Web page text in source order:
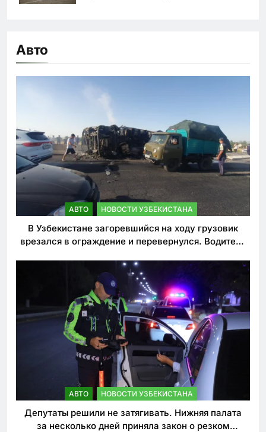
Авто
АВТО НОВОСТИ УЗБЕКИСТАНА
В Узбекистане загоревшийся на ходу грузовик
врезался в ограждение и перевернулся. Водитель
АВТО НОВОСТИ УЗБЕКИСТАНА
Депутаты решили не затягивать. Нижняя палата
за несколько дней приняла закон о резком